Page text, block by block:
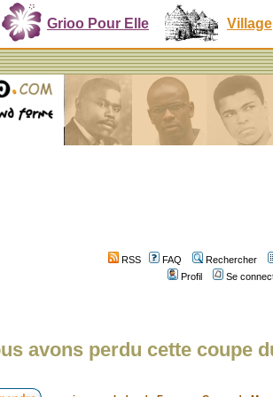
Grioo Pour Elle Village
RSS FAQ
Rechercher
Profil
Se
avons perdu cette coupe